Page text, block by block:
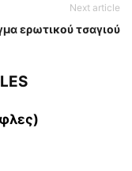
Next article
ερωτικού τσαγιού